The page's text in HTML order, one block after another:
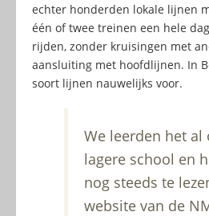
echter honderden lokale lijnen
één of twee treinen een hele
rijden, zonder kruisingen met
aansluiting met hoofdlijnen. In
soort lijnen nauwelijks voor.
We leerden het al
lagere school en
nog steeds te
website van de